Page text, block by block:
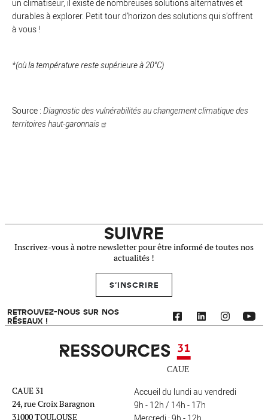
un climatiseur, il existe de nombreuses solutions alternatives et
durables à explorer. Petit tour d’horizon des solutions qui s’offrent
à vous !
*(où la température reste supérieure à 20°C)
Source : Diagnostic des vulnérabilités au changement climatique des
territoires haut-garonnais
SUIVRE
Inscrivez-vous à notre newsletter pour être informé de toutes nos
actualités !
S'INSCRIRE
RETROUVEZ-NOUS SUR NOS
RÉSEAUX !
Ressources 31
CAUE 31
24, rue Croix Baragnon
31000 TOULOUSE
Accueil du lundi au vendredi
9h - 12h / 14h - 17h